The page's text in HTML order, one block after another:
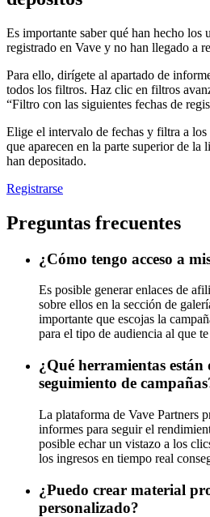
Es importante saber qué han hecho los
registrado en Vave y no han llegado a
Para ello, dirígete al apartado de
todos los filtros. Haz clic en filtros
“Filtro con las siguientes fechas de
Elige el intervalo de fechas y filtra a
que aparecen en la parte superior de la
han depositado.
Registrarse
Preguntas frecuentes
¿Cómo tengo acceso a
Es posible generar enlaces de
sobre ellos en la sección de
importante que escojas la
para el tipo de audiencia al que
¿Qué herramientas
seguimiento de
La plataforma de Vave Partners
informes para seguir el
posible echar un vistazo a los
los ingresos en tiempo real
¿Puedo crear material
personalizado?